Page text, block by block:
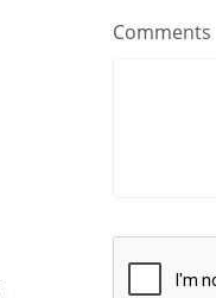
Comments